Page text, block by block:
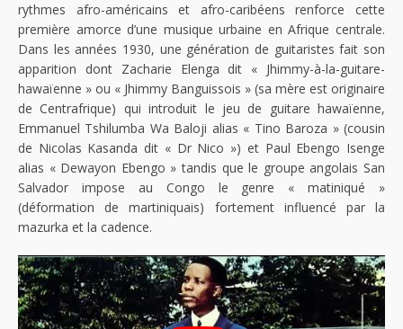
rythmes afro-américains et afro-caribéens renforce cette
première amorce d’une musique urbaine en Afrique centrale.
Dans les années 1930, une génération de guitaristes fait son
apparition dont Zacharie Elenga dit « Jhimmy-à-la-guitare-
hawaïenne » ou « Jhimmy Banguissois » (sa mère est originaire
de Centrafrique) qui introduit le jeu de guitare hawaïenne,
Emmanuel Tshilumba Wa Baloji alias « Tino Baroza » (cousin
de Nicolas Kasanda dit « Dr Nico ») et Paul Ebengo Isenge
alias « Dewayon Ebengo » tandis que le groupe angolais San
Salvador impose au Congo le genre « matiniqué »
(déformation de martiniquais) fortement influencé par la
mazurka et la cadence.